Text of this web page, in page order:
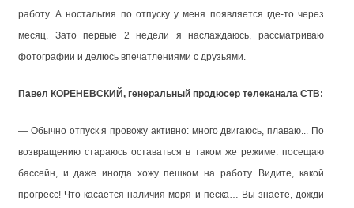
работу. А ностальгия по отпуску у меня появляется где-то через
месяц. Зато первые 2 недели я наслаждаюсь, рассматриваю
фотографии и делюсь впечатлениями с друзьями.
Павел КОРЕНЕВСКИЙ, генеральный продюсер телеканала СТВ:
— Обычно отпуск я провожу активно: много двигаюсь, плаваю... По
возвращению стараюсь оставаться в таком же режиме: посещаю
бассейн, и даже иногда хожу пешком на работу. Видите, какой
прогресс! Что касается наличия моря и песка… Вы знаете, дожди